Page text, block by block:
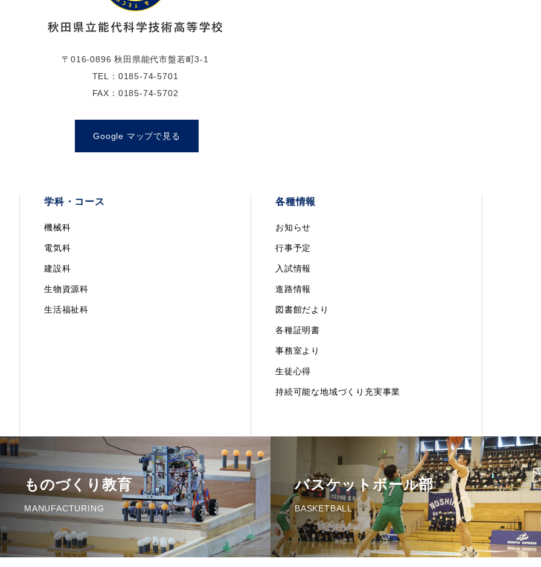
〒016-0896 秋田県能代市盤若町3-1
TEL：0185-74-5701
FAX：0185-74-5702
Google マップで見る
学科・コース
機械科
電気科
建設科
生物資源科
生活福祉科
各種情報
お知らせ
行事予定
入試情報
進路情報
図書館だより
各種証明書
事務室より
生徒心得
持続可能な地域づくり充実事業
ものづくり教育
MANUFACTURING
バスケットボール部
BASKETBALL